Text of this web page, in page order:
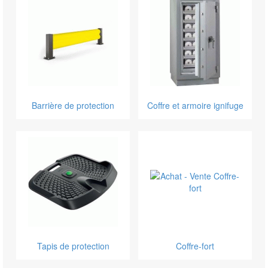
Barrière de protection Coffre et armoire ignifuge
Tapis de protection Coffre-fort